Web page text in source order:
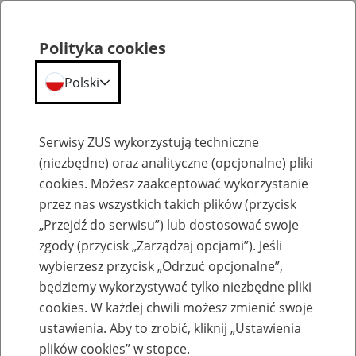
Emerytury
Baza zlikwidowanych lub
przekształconych zakładów pracy
Polityka cookies
Polski
Serwisy ZUS wykorzystują techniczne
(niezbędne) oraz analityczne (opcjonalne) pliki
cookies. Możesz zaakceptować wykorzystanie
przez nas wszystkich takich plików (przycisk
„Przejdź do serwisu”) lub dostosować swoje
zgody (przycisk „Zarządzaj opcjami”). Jeśli
wybierzesz przycisk „Odrzuć opcjonalne”,
będziemy wykorzystywać tylko niezbędne pliki
cookies. W każdej chwili możesz zmienić swoje
ustawienia. Aby to zrobić, kliknij „Ustawienia
plików cookies” w stopce.